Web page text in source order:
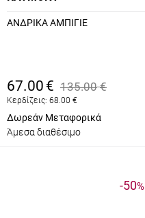
ΑΝΔΡΙΚΑ ΑΜΠΙΓΙΕ
67.00 € 135.00 €
Κερδίζεις: 68.00 €
Δωρεάν Μεταφορικά
Άμεσα διαθέσιμο
-50%